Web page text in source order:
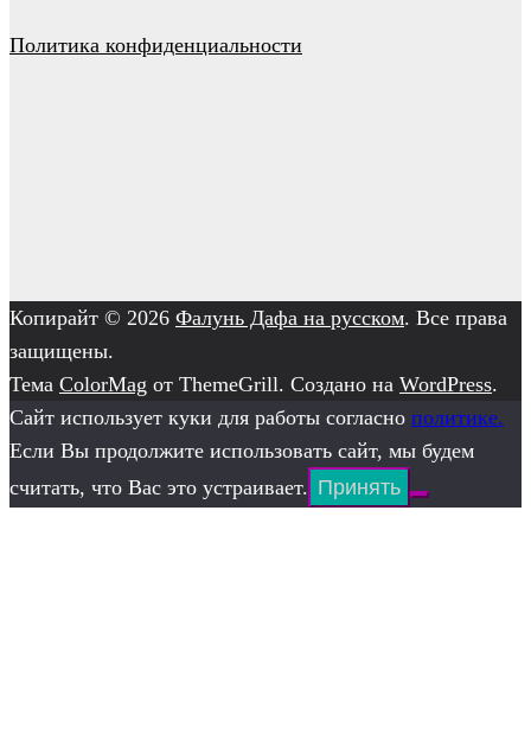
Политика конфиденциальности
Копирайт © 2026 Фалунь Дафа на русском. Все права
защищены.
Тема ColorMag от ThemeGrill. Создано на WordPress.
Сайт использует куки для работы согласно политике.
Если Вы продолжите использовать сайт, мы будем
считать, что Вас это устраивает. Принять